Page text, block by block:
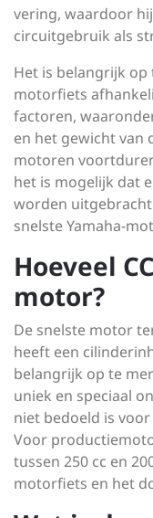
vering, waardoor
circuitgebruik als
Het is belangrijk op
motorfiets
factoren,
en het gewicht van
motoren
het is mogelijk dat
worden
snelste Yamaha-
Hoeveel
motor?
De snelste motor
heeft een
belangrijk op te
uniek en speciaal
niet bedoeld is
Voor
tussen 250 cc en
motorfiets en het